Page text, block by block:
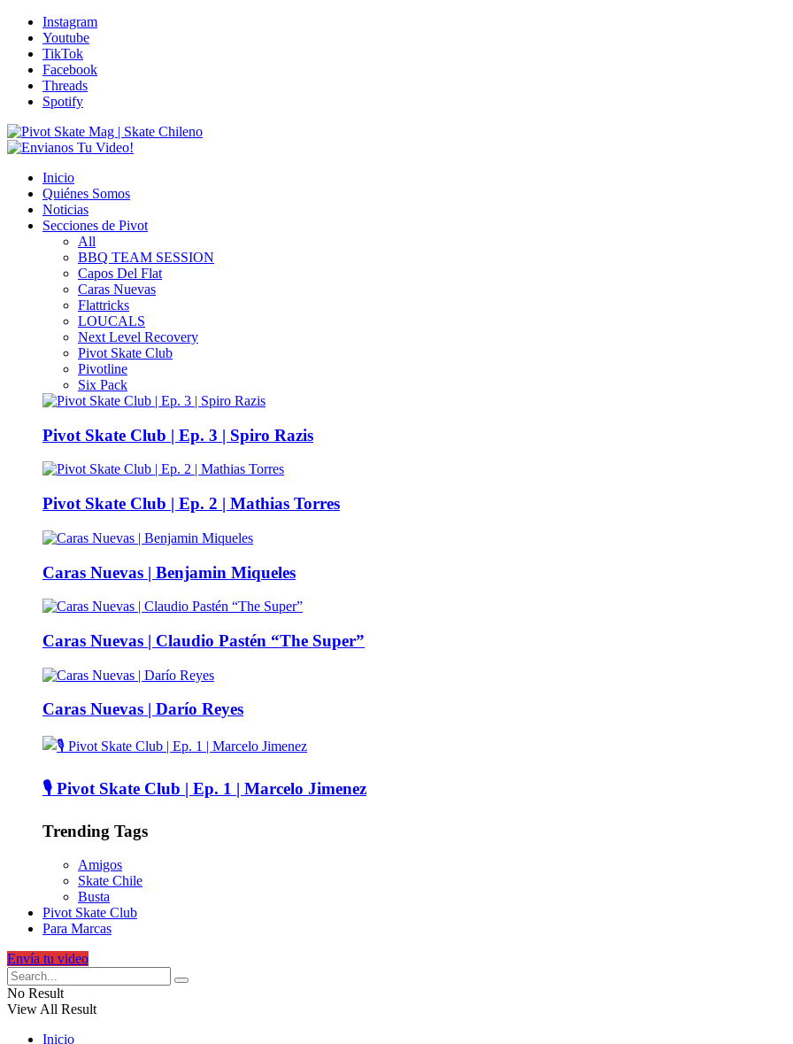
Instagram
Youtube
TikTok
Facebook
Threads
Spotify
Inicio
Quiénes Somos
Noticias
Secciones de Pivot
All
BBQ TEAM SESSION
Capos Del Flat
Caras Nuevas
Flattricks
LOUCALS
Next Level Recovery
Pivot Skate Club
Pivotline
Six Pack
Pivot Skate Club | Ep. 3 | Spiro Razis
Pivot Skate Club | Ep. 2 | Mathias Torres
Caras Nuevas | Benjamin Miqueles
Caras Nuevas | Claudio Pastén “The Super”
Caras Nuevas | Darío Reyes
🎙️ Pivot Skate Club | Ep. 1 | Marcelo Jimenez
Trending Tags
Amigos
Skate Chile
Busta
Pivot Skate Club
Para Marcas
Envía tu video
No Result
View All Result
Inicio